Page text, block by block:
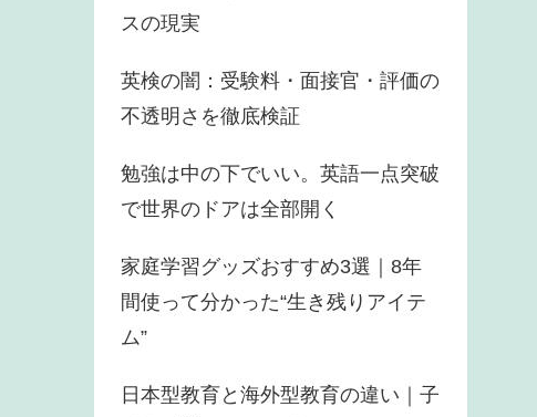
スの現実
英検の闇：受験料・面接官・評価の
不透明さを徹底検証
勉強は中の下でいい。英語一点突破
で世界のドアは全部開く
家庭学習グッズおすすめ3選｜8年
間使って分かった“生き残りアイテ
ム”
日本型教育と海外型教育の違い｜子